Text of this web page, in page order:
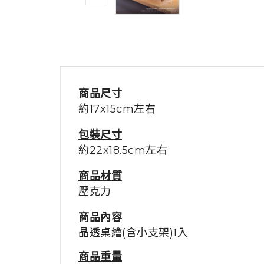
商品尺寸
約17x15cm左右
包裝尺寸
約22x18.5cm左右
商品材質
壓克力
商品內容
晶透桌繪(含小支架)1入
商品重量